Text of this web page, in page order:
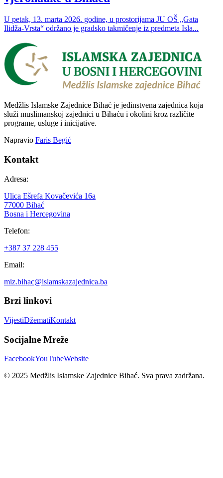
U petak, 13. marta 2026. godine, u prostorijama JU OŠ „Gata
Ilidža-Vrsta“ održano je gradsko takmičenje iz predmeta Isla...
Medžlis Islamske Zajednice Bihać je jedinstvena zajednica koja
služi muslimanskoj zajednici u Bihaću i okolini kroz različite
programe, usluge i inicijative.
Napravio Faris Begić
Kontakt
Adresa:
Ulica Ešrefa Kovačevića 16a
77000 Bihać
Bosna i Hercegovina
Telefon:
+387 37 228 455
Email:
miz.bihac@islamskazajednica.ba
Brzi linkovi
VijestiDžematiKontakt
Socijalne Mreže
FacebookYouTubeWebsite
© 2025 Medžlis Islamske Zajednice Bihać. Sva prava zadržana.